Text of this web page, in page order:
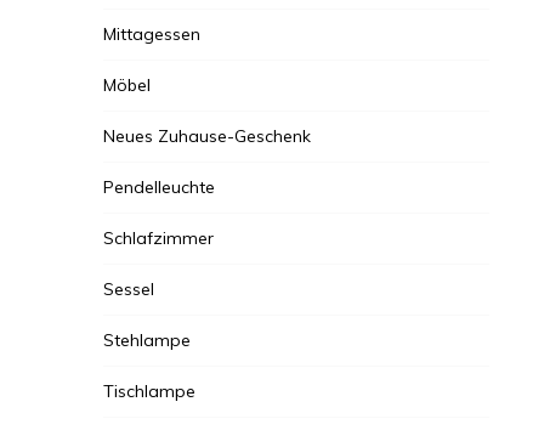
Mittagessen
Möbel
Neues Zuhause-Geschenk
Pendelleuchte
Schlafzimmer
Sessel
Stehlampe
Tischlampe